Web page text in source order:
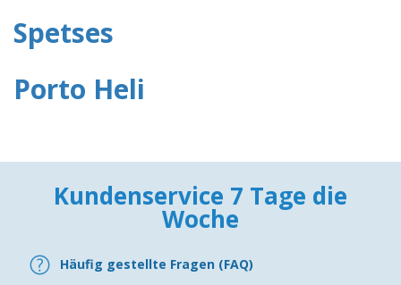
Spetses
Porto Heli
Kundenservice 7 Tage die
Woche
Häufig gestellte Fragen (FAQ)